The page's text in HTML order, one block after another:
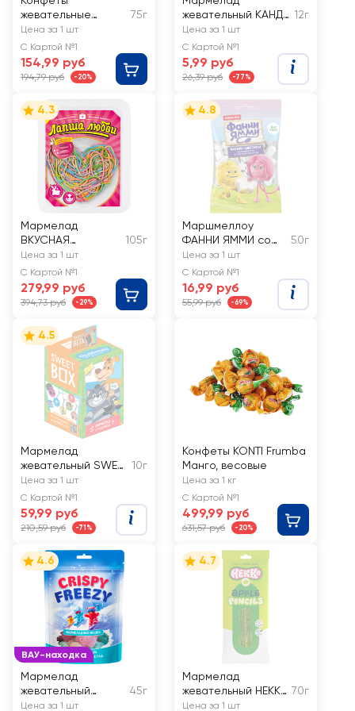
жевательные
FRESHBOX Funny
Beans
Суперкислые
фруктовое
ассорти
75г
Цена за 1 шт
С Картой №1
154,99 руб
194,79 руб -20%
жевательный КАНДИ
КЛАБ Кринж Gummy
12г
Цена за 1 шт
С Картой №1
5,99 руб
26,39 руб -77%
4.3
Мармелад
ВКУСНАЯ
ПОМОЩЬ Лапша
любви
105г
Цена за 1 шт
С Картой №1
279,99 руб
394,73 руб -29%
4.8
Маршмеллоу
ФАННИ ЯММИ со
вкусом ванили
50г
Цена за 1 шт
С Картой №1
16,99 руб
55,99 руб -69%
4.5
Мармелад
жевательный SWEET
BOX
Простоквашино,
апельсин/яблоко/
клубника/персик/
манго, с подарком
10г
Цена за 1 шт
С Картой №1
59,99 руб
210,59 руб -71%
Конфеты KONTI Frumba
Манго, весовые
Цена за 1 кг
С Картой №1
499,99 руб
631,57 руб -20%
ВАУ-находка
4.6
Мармелад
жевательный
FRESHBOX Crispy
45г
Цена за 1 шт
4.7
Мармелад
жевательный HEKKE
Яблочные
70г
Цена за 1 шт